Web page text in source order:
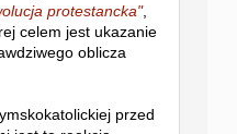
protestancka",
celem jest ukazanie
oblicza
przed